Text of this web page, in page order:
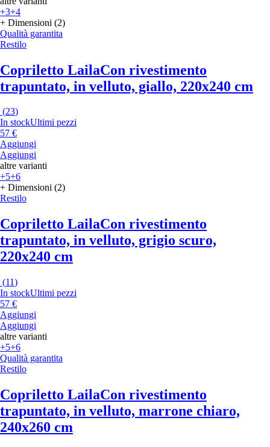
+3+4
+ Dimensioni (2)
Qualità garantita
Restilo
Copriletto LailaCon rivestimento
trapuntato, in velluto, giallo, 220x240 cm
(23)
In stockUltimi pezzi
57 €
Aggiungi
Aggiungi
altre varianti
+5+6
+ Dimensioni (2)
Restilo
Copriletto LailaCon rivestimento
trapuntato, in velluto, grigio scuro,
220x240 cm
(11)
In stockUltimi pezzi
57 €
Aggiungi
Aggiungi
altre varianti
+5+6
Qualità garantita
Restilo
Copriletto LailaCon rivestimento
trapuntato, in velluto, marrone chiaro,
240x260 cm